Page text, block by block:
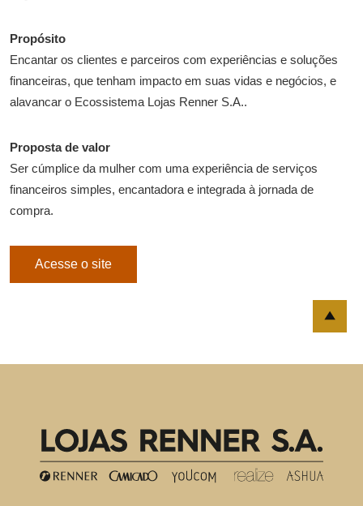
Propósito
Encantar os clientes e parceiros com experiências e soluções
financeiras, que tenham impacto em suas vidas e negócios, e
alavancar o Ecossistema Lojas Renner S.A..
Proposta de valor
Ser cúmplice da mulher com uma experiência de serviços
financeiros simples, encantadora e integrada à jornada de
compra.
Acesse o site